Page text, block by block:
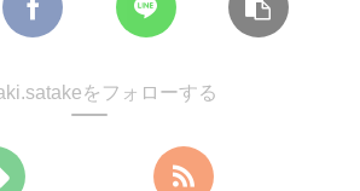
をフォローする